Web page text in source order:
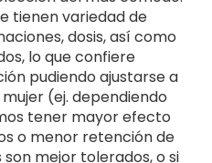
tienen variedad de
dosis, así como
lo que confiere
pudiendo ajustarse a
(ej. dependiendo
tener mayor efecto
o menor retención de
son mejor tolerados, o si